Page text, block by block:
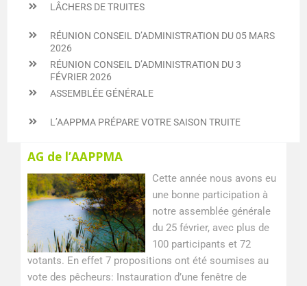
LÂCHERS DE TRUITES
RÉUNION CONSEIL D’ADMINISTRATION DU 05 MARS
2026
RÉUNION CONSEIL D’ADMINISTRATION DU 3
FÉVRIER 2026
ASSEMBLÉE GÉNÉRALE
L’AAPPMA PRÉPARE VOTRE SAISON TRUITE
AG de l’AAPPMA
Cette année nous avons eu
une bonne participation à
notre assemblée générale
du 25 février, avec plus de
100 participants et 72
votants. En effet 7 propositions ont été soumises au
vote des pêcheurs: Instauration d’une fenêtre de